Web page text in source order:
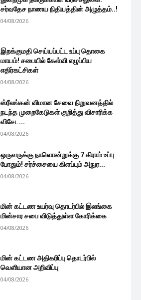
சர்வதேச நாணய நிதியத்தின் அழுத்தம்..!
04/08/2026
இறக்குமதி செய்யப்பட்ட உப்பு தொகை
மாயம்! சபையில் கேள்வி எழுப்பிய
எதிர்கட்சிகள்
04/08/2026
ஸ்ரீலங்கன் விமான சேவை நிறுவனத்தில்
நடந்த முறைகேடுகள் குறித்து விசாரிக்க
விசேட...
04/08/2026
ஒருவருக்கு நாளொன்றுக்கு 7 கிராம் உப்பு
போதும்! சர்ச்சையை கிளப்பும் அநுர...
04/08/2026
மின் கட்டண உயர்வு தொடர்பில் இலங்கை
மின்சார சபை விடுத்துள்ள கோரிக்கை
04/08/2026
மின் கட்டண அதிகரிப்பு தொடர்பில்
வெளியான அறிவிப்பு
04/08/2026